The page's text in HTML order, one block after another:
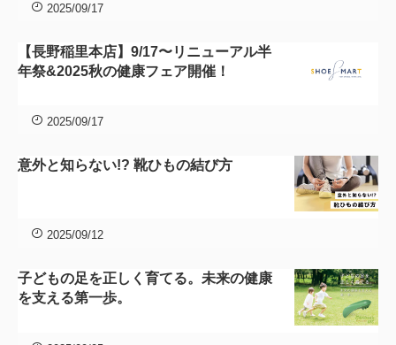
2025/09/17
【長野稲里本店】9/17〜リニューアル半
年祭&2025秋の健康フェア開催！
2025/09/17
意外と知らない!? 靴ひもの結び方
2025/09/12
子どもの足を正しく育てる。未来の健康
を支える第一歩。